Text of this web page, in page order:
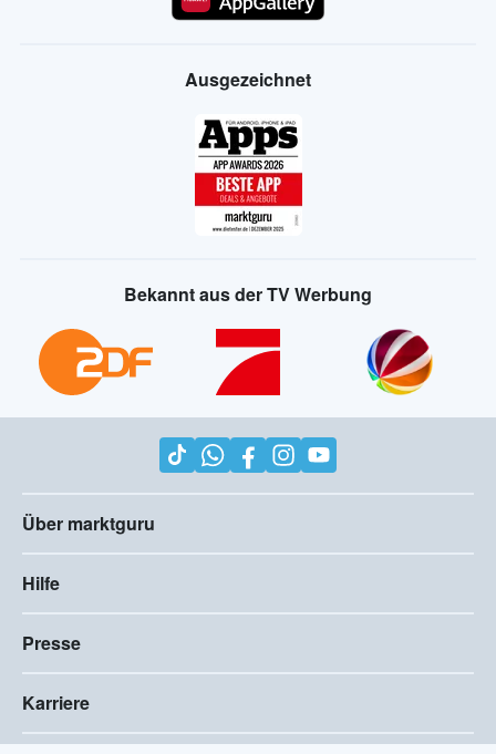
Ausgezeichnet
Bekannt aus der TV Werbung
Über marktguru
Hilfe
Presse
Karriere